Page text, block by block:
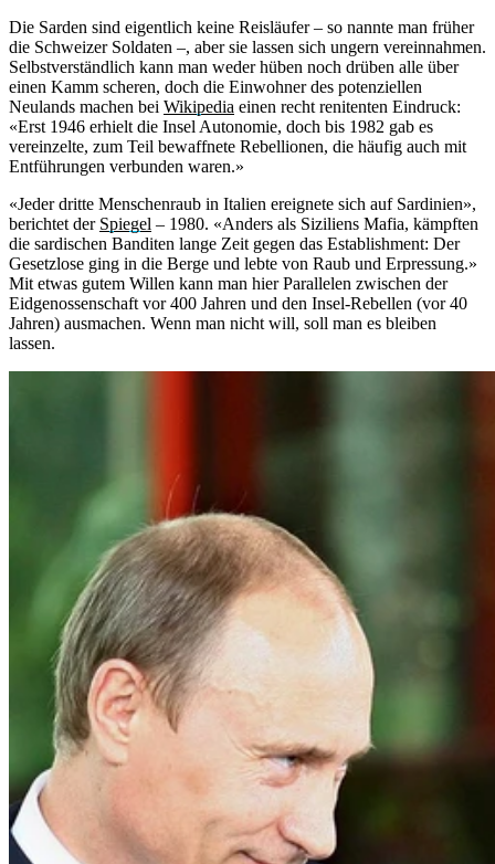
Die Sarden sind eigentlich keine Reisläufer – so nannte man früher
die Schweizer Soldaten –, aber sie lassen sich ungern vereinnahmen.
Selbstverständlich kann man weder hüben noch drüben alle über
einen Kamm scheren, doch die Einwohner des potenziellen
Neulands machen bei Wikipedia einen recht renitenten Eindruck:
«Erst 1946 erhielt die Insel Autonomie, doch bis 1982 gab es
vereinzelte, zum Teil bewaffnete Rebellionen, die häufig auch mit
Entführungen verbunden waren.»
«Jeder dritte Menschenraub in Italien ereignete sich auf Sardinien»,
berichtet der Spiegel – 1980. «Anders als Siziliens Mafia, kämpften
die sardischen Banditen lange Zeit gegen das Establishment: Der
Gesetzlose ging in die Berge und lebte von Raub und Erpressung.»
Mit etwas gutem Willen kann man hier Parallelen zwischen der
Eidgenossenschaft vor 400 Jahren und den Insel-Rebellen (vor 40
Jahren) ausmachen. Wenn man nicht will, soll man es bleiben
lassen.